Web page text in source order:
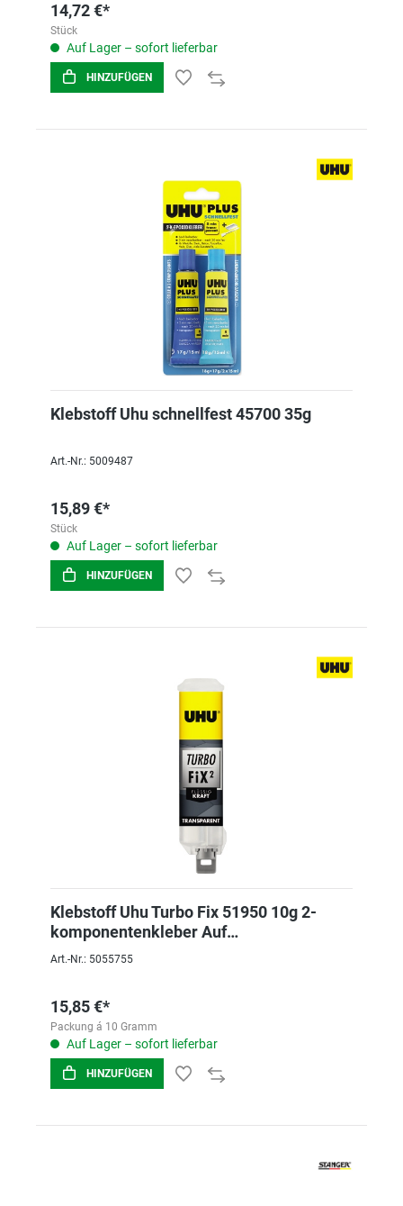
14,72 €*
Stück
Auf Lager – sofort lieferbar
HINZUFÜGEN
Klebstoff Uhu schnellfest 45700 35g
Art.-Nr.: 5009487
15,89 €*
Stück
Auf Lager – sofort lieferbar
HINZUFÜGEN
Klebstoff Uhu Turbo Fix 51950 10g 2-
komponentenkleber Auf
Cyanacrylatbasis
Art.-Nr.: 5055755
15,85 €*
Packung á 10 Gramm
Auf Lager – sofort lieferbar
HINZUFÜGEN